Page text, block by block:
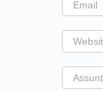
are
human,
leave
this
blank.